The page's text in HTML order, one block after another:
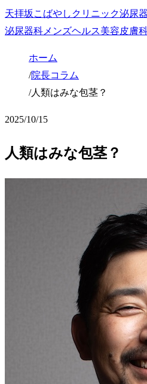
天拝坂こばやしクリニック泌尿
泌尿器科 メンズヘルス美容皮膚
ホーム
/院長コラム
/人類はみな包茎？
2025/10/15
人類はみな包茎？